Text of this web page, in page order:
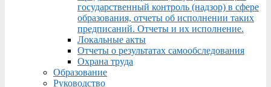
государственный контроль (надзор) в сфере
образования, отчеты об исполнении таких
предписаний. Отчеты и их исполнение.
Локальные акты
Отчеты о результатах самообследования
Охрана труда
Образование
Руководство